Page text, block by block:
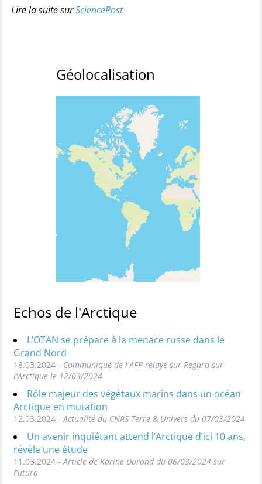
Lire la suite surSciencePost
Géolocalisation
Echos de l'Arctique
L’OTAN se prépare à la menace russe dans le
Grand Nord
18.03.2024 - Communiqué de l'AFP relayé sur Regard sur
l'Arctique le 12/03/2024
Rôle majeur des végétaux marins dans un océan
Arctique en mutation
12.03.2024 - Actualité du CNRS-Terre & Univers du 07/03/2024
Un avenir inquiétant attend l’Arctique d’ici 10 ans,
révèle une étude
11.03.2024 - Article de Karine Durand du 06/03/2024 sur
Futura